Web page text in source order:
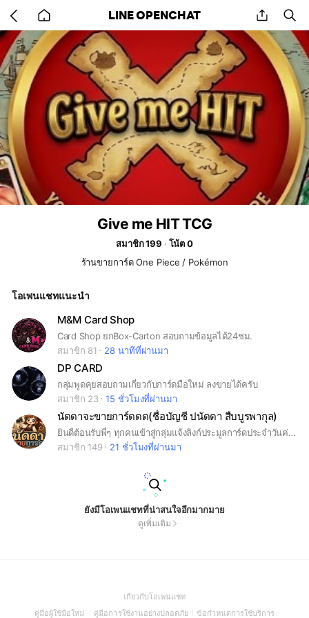
back
to
home
LINE OPENCHAT share
Give me HIT TCG
สมาชิก 199
โน้ต 0
ร้านขายการ์ด One Piece / Pokémon
โอเพนแชทแนะนำ
M&M Card Shop
Card Shop ยกBox-Carton สอบถามข้อมูลได้24ชม.
สมาชิก 81
28 นาทีที่ผ่านมา
DP CARD
กลุ่มพูดคุยสอบถามเกี่ยวกับการ์ดมือใหม่ ลงขายได้ครับ
สมาชิก 23
15 ชั่วโมงที่ผ่านมา
นัดดาจะขายการ์ดดด(ชื่อบัญชี ปนัดดา สืบบูรพากุล)
ยินดีต้อนรับพี่ๆ ทุกคนเข้าสู่กลุ่มแจ้งลิงก์ประมูลการ์ดประจำวันค่ะ กติกาของบ้านเรา: • 📢 แจ้งข่าวทางเดียว: ขออนุญาตแจ้งลิงก์ประมูลจากทางร้านเท่านั้น เพื่อไม่ให้รบกวนกันนะคะ • 🚫 งดขายของ: รบกวนไม่ลงขายสินค้าหรือส่งลิงก์อื่นๆ ทุกชนิดค่ะ • 🔒 รักษาความเป็นส่วนตัว: ขอความร่วมมือไม่ทักแชทส่วนตัวหาผู้อื่นเพื่อความปลอดภัยของทุกคนค่ะ ขอบพระคุณพี่ๆ ที่เอ็นดูและสนับสนุนนัดดาเสมอมานะคะ 💖
สมาชิก 149
21 ชั่วโมงที่ผ่านมา
ยังมีโอเพนแชทที่น่าสนใจอีกมากมาย
ดูเพิ่มเติม
เกี่ยวกับโอเพนแชท(Open
in
คู่มือผู้ใช้มือใหม่ (Open
คู่มือการใช้งานอย่างปลอดภัย(Open
ข้อกำหนดการใช้บริการ(Open